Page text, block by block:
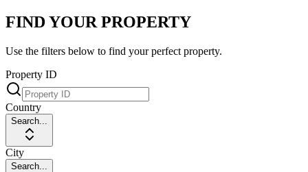
FIND YOUR PROPERTY
Use the filters below to find your perfect property.
Property ID
Country
Search...
City
Search...